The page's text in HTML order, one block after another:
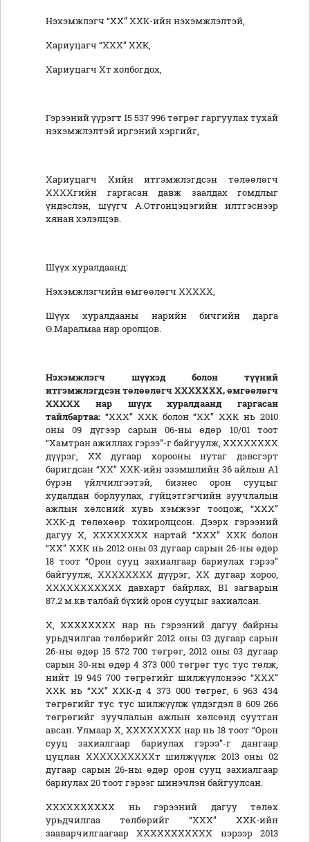
Нэхэмжлэгч “ХХ” ХХК-ийн нэхэмжлэлтэй,
Хариуцагч “ХХХ” ХХК,
Хариуцагч Хт холбогдох,
Гэрээний үүрэгт 15 537 996 төгрөг гаргуулах тухай
нэхэмжлэлтэй иргэний хэргийг,
Хариуцагч Хийн итгэмжлэгдсэн төлөөлөгч
ХХХХгийн гаргасан давж заалдах гомдлыг
үндэслэн, шүүгч А.Отгонцэцэгийн илтгэснээр
хянан хэлэлцэв.
Шүүх хуралдаанд:
Нэхэмжлэгчийн өмгөөлөгч ХХХХХ,
Шүүх хуралдааны нарийн бичгийн дарга
Ө.Маралмаа нар оролцов.
Нэхэмжлэгч шүүхэд болон түүний
итгэмжлэгдсэн төлөөлөгч ХХХХХХХ, өмгөөлөгч
ХХХХХ
нар шүүх хуралдаанд гаргасан
тайлбартаа: “ХХХ” ХХК болон “ХХ” ХХК нь 2010
оны 09 дүгээр сарын 06-ны өдөр 10/01 тоот
“Хамтран ажиллах гэрээ”-г байгуулж, ХХХХХХХХ
дүүрэг, ХХ дугаар хорооны нутаг дэвсгэрт
баригдсан “ХХ” ХХК-ийн эзэмшлийн 36 айлын А1
бүрэн үйлчилгээтэй, бизнес орон сууцыг
худалдан борлуулах, гүйцэтгэгчийн зуучлалын
ажлын хөлсний хувь хэмжээг тооцож, “ХХХ”
ХХК-д төлөхөөр тохиролцсон. Дээрх гэрээний
дагуу Х, ХХХХХХХХ нартай “ХХХ” ХХК болон
“ХХ” ХХК нь 2012 оны 03 дугаар сарын 26-ны өдөр
18 тоот “Орон сууц захиалгаар бариулах гэрээ”
байгуулж, ХХХХХХХХ дүүрэг, ХХ дугаар хороо,
ХХХХХХХХХХХ давхарт байрлах, В1 загварын
87.2 м.кв талбай бүхий орон сууцыг захиалсан.
Х, ХХХХХХХХ нар нь гэрээний дагуу байрны
урьдчилгаа төлбөрийг 2012 оны 03 дугаар сарын
26-ны өдөр 15 572 700 төгрөг, 2012 оны 03 дугаар
сарын 30-ны өдөр 4 373 000 төгрөг тус тус төлж,
нийт 19 945 700 төгрөгийг шилжүүлснээс “ХХХ”
ХХК нь “ХХ” ХХК-д 4 373 000 төгрөг, 6 963 434
төгрөгийг тус тус шилжүүлж үлдэгдэл 8 609 266
төгрөгийг зуучлалын ажлын хөлсөнд суутган
авсан. Улмаар Х, ХХХХХХХХ нар нь 18 тоот “Орон
сууц захиалгаар бариулах гэрээ”-г дангаар
цуцлан ХХХХХХХХХХт шилжүүлж 2013 оны 02
дугаар сарын 26-ны өдөр орон сууц захиалгаар
бариулах 20 тоот гэрээг шинэчлэн байгуулсан.
ХХХХХХХХХХ нь гэрээний дагуу төлөх
урьдчилгаа төлбөрийг “ХХХ” ХХК-ийн
зааварчилгаагаар ХХХХХХХХХХХ нэрээр 2013